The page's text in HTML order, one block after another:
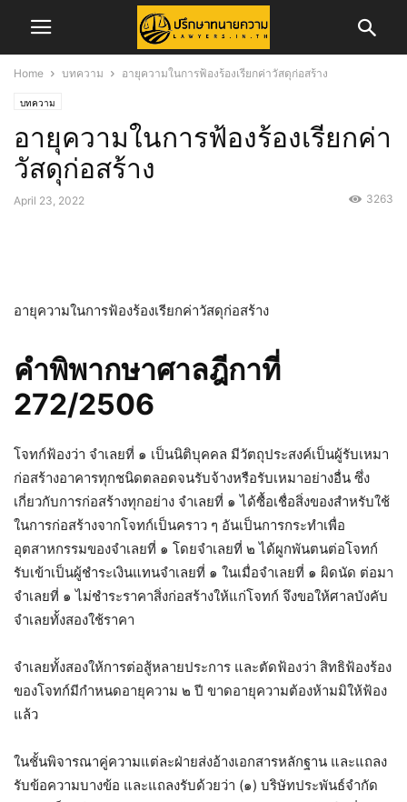
Home บทความ อายุความในการฟ้องร้องเรียกค่าวัสดุก่อสร้าง
บทความ
อายุความในการฟ้องร้องเรียกค่า
วัสดุก่อสร้าง
April 23, 2022 3263
อายุความในการฟ้องร้องเรียกค่าวัสดุก่อสร้าง
คำพิพากษาศาลฎีกาที่
272/2506
โจทก์ฟ้องว่า จำเลยที่ ๑ เป็นนิติบุคคล มีวัตถุประสงค์เป็นผู้รับเหมา
ก่อสร้างอาคารทุกชนิดตลอดจนรับจ้างหรือรับเหมาอย่างอื่น ซึ่ง
เกี่ยวกับการก่อสร้างทุกอย่าง จำเลยที่ ๑ ได้ซื้อเชื่อสิ่งของสำหรับใช้
ในการก่อสร้างจากโจทก์เป็นคราว ๆ อันเป็นการกระทำเพื่อ
อุตสาหกรรมของจำเลยที่ ๑ โดยจำเลยที่ ๒ ได้ผูกพันตนต่อโจทก์
รับเข้าเป็นผู้ชำระเงินแทนจำเลยที่ ๑ ในเมื่อจำเลยที่ ๑ ผิดนัด ต่อมา
จำเลยที่ ๑ ไม่ชำระราคาสิ่งก่อสร้างให้แก่โจทก์ จึงขอให้ศาลบังคับ
จำเลยทั้งสองใช้ราคา
จำเลยทั้งสองให้การต่อสู้หลายประการ และตัดฟ้องว่า สิทธิฟ้องร้อง
ของโจทก์มีกำหนดอายุความ ๒ ปี ขาดอายุความต้องห้ามมิให้ฟ้อง
แล้ว
ในชั้นพิจารณาคู่ความแต่ละฝ่ายส่งอ้างเอกสารหลักฐาน และแถลง
รับข้อความบางข้อ และแถลงรับด้วยว่า (๑) บริษัทประพันธ์จำกัด